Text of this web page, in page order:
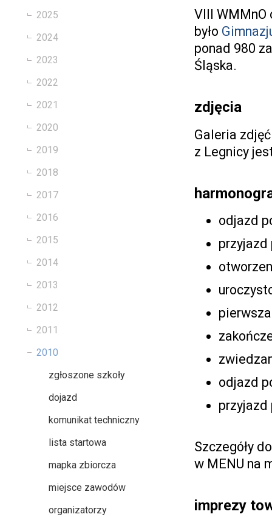
2025
2024
2023
2022
2021
2020
2019
2018
2017
2016
2015
2014
2013
2012
2011
2010
zgłoszone szkoły
dojazd
komunikat techniczny
lista startowa
mapka zbiorcza
miejsce zawodów
organizatorzy
VIII WMMnO
było
ponad 980
Śląska.
zdjęcia
Galeria
z Legnicy
odjazd
przyjazd
odjazd
przyjazd
Szczegóły
w MENU na
imprezy